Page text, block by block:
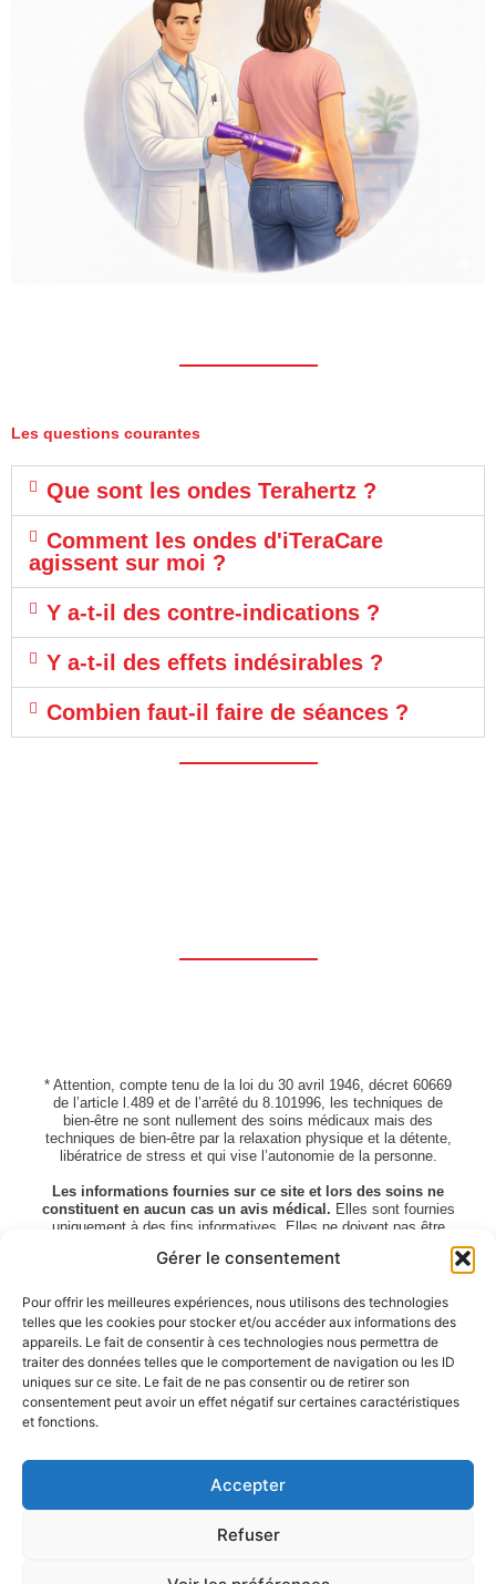
Gérer le consentement
Pour offrir les meilleures expériences, nous utilisons des technologies
telles que les cookies pour stocker et/ou accéder aux informations des
appareils. Le fait de consentir à ces technologies nous permettra de
traiter des données telles que le comportement de navigation ou les ID
uniques sur ce site. Le fait de ne pas consentir ou de retirer son
consentement peut avoir un effet négatif sur certaines caractéristiques
et fonctions.
Accepter
Refuser
Les questions courantes
Que sont les ondes Terahertz ?
Comment les ondes d'iTeraCare
agissent sur moi ?
Y a-t-il des contre-indications ?
Y a-t-il des effets indésirables ?
Combien faut-il faire de séances ?
* Attention, compte tenu de la loi du 30 avril 1946, décret 60669
de l’article l.489 et de l’arrêté du 8.101996, les techniques de
bien-être ne sont nullement des soins médicaux mais des
techniques de bien-être par la relaxation physique et la détente,
libératrice de stress et qui vise l’autonomie de la personne.
Les informations fournies sur ce site et lors des soins ne
constituent en aucun cas un avis médical. Elles sont fournies
uniquement à des fins informatives. Elles ne doivent pas être
utilisées pour diagnostiquer, traiter, guérir ou prévenir une maladie
ou un problème de santé.
Vous devez toujours consulter un professionnel de santé qualifié
avant d’entreprendre un traitement lié à votre santé. En utilisant
ce contenu, vous reconnaissez que vous le faites sous votre
propre responsabilité.
Mon compte
- © 2022–2026 Tachyons Occitanie – Tous droits réservés -